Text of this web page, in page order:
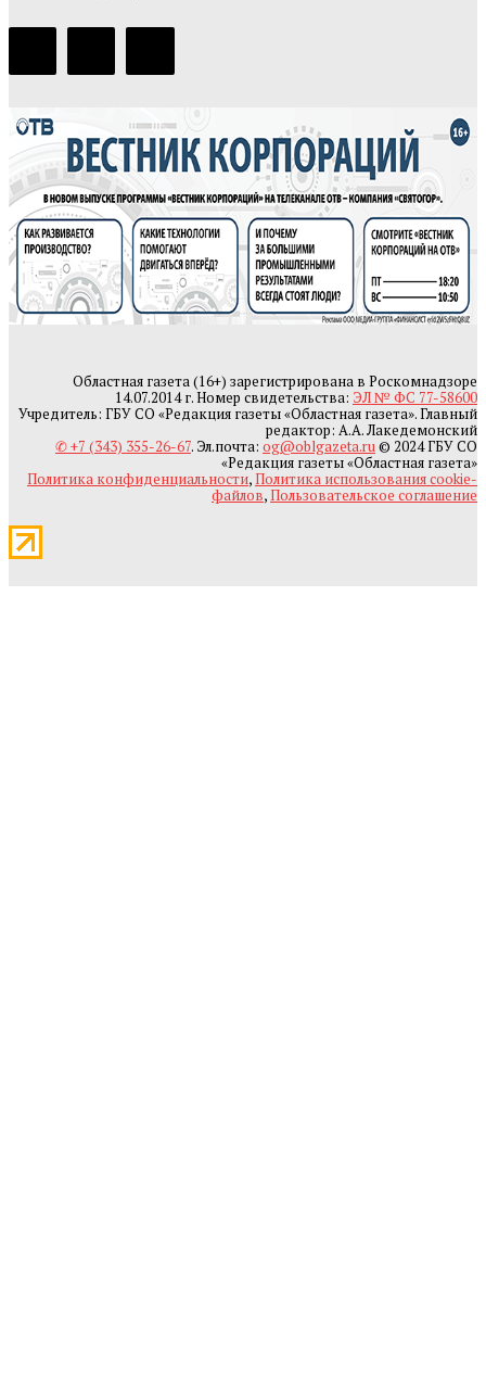
Областная газета (16+) зарегистрирована в Роскомнадзоре
14.07.2014 г. Номер свидетельства: ЭЛ № ФС 77-58600
Учредитель: ГБУ СО «Редакция газеты «Областная газета». Главный
редактор: А.А. Лакедемонский
✆ +7 (343) 355-26-67. Эл.почта: og@oblgazeta.ru© 2024 ГБУ СО
«Редакция газеты «Областная газета»
Политика конфиденциальности,Политика использования cookie-
файлов,Пользовательское соглашение